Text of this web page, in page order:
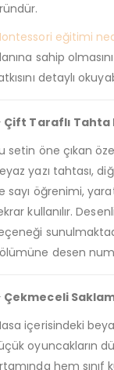
eğitimi
sahip
detaylı
Çift Taraflı Tahta
setin öne çıkan
yazı tahtası,
sayı öğrenimi,
kullanılır.
desen
Çekmeceli
içerisindeki
oyuncakların
hem sınıf